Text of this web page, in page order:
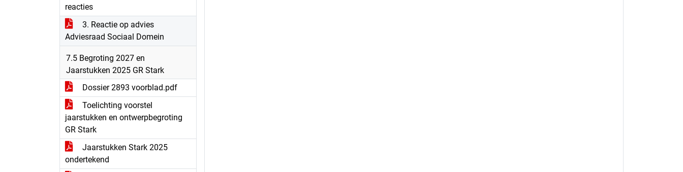
reacties
3. Reactie op advies
Adviesraad Sociaal Domein
7.5 Begroting 2027 en
Jaarstukken 2025 GR Stark
Dossier 2893 voorblad.pdf
Toelichting voorstel
jaarstukken en ontwerpbegroting
GR Stark
Jaarstukken Stark 2025
ondertekend